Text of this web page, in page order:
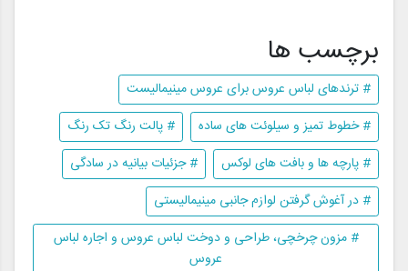
برچسب ها
# ترندهای لباس عروس برای عروس مینیمالیست
# خطوط تمیز و سیلوئت های ساده
# پالت رنگ تک رنگ
# پارچه ها و بافت های لوکس
# جزئیات بیانیه در سادگی
# در آغوش گرفتن لوازم جانبی مینیمالیستی
# مزون چرخچی، طراحی و دوخت لباس عروس و اجاره لباس
عروس